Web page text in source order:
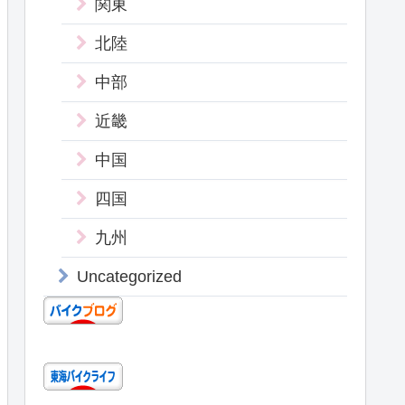
関東
北陸
中部
近畿
中国
四国
九州
Uncategorized